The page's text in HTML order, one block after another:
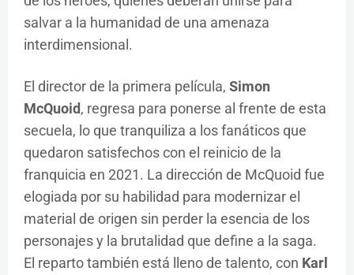
salvar a la humanidad de una amenaza
interdimensional.
El director de la primera película, Simon
McQuoid, regresa para ponerse al frente de esta
secuela, lo que tranquiliza a los fanáticos que
quedaron satisfechos con el reinicio de la
franquicia en 2021. La dirección de McQuoid fue
elogiada por su habilidad para modernizar el
material de origen sin perder la esencia de los
personajes y la brutalidad que define a la saga.
El reparto también está lleno de talento, con Karl